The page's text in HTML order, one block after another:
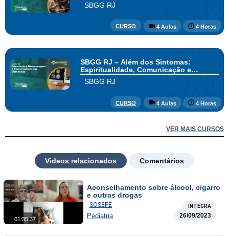
SBGG RJ
CURSO 4 Aulas 4 Horas
SBGG RJ – Além dos Sintomas:
Espiritualidade, Comunicação e
Cuidado no Fim da Vida
SBGG RJ
CURSO 4 Aulas 4 Horas
VER MAIS CURSOS
Videos relacionados Comentários
01:35:37
Aconselhamento sobre álcool, cigarro
e outras drogas
SOSEPE ÍNTEGRA
Pediatria 26/09/2023